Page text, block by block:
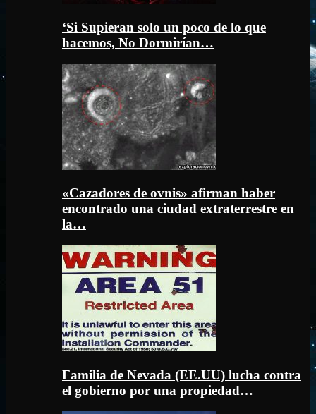
‘Si Supieran solo un poco de lo que
hacemos, No Dormirían…
«Cazadores de ovnis» afirman haber
encontrado una ciudad extraterrestre en
la…
Familia de Nevada (EE.UU) lucha contra
el gobierno por una propiedad…